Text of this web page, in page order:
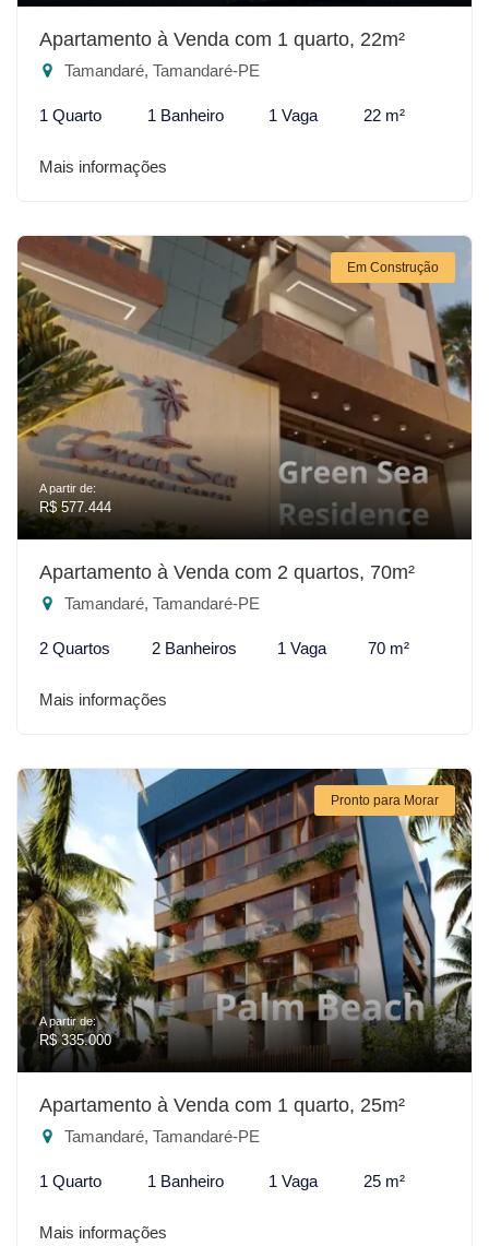
Apartamento à Venda com 1 quarto, 22m²
Tamandaré, Tamandaré-PE
1 Quarto 1 Banheiro 1 Vaga 22 m²
Mais informações
Em Construção
A partir de:
R$ 577.444
Apartamento à Venda com 2 quartos, 70m²
Tamandaré, Tamandaré-PE
2 Quartos 2 Banheiros 1 Vaga 70 m²
Mais informações
Pronto para Morar
A partir de:
R$ 335.000
Apartamento à Venda com 1 quarto, 25m²
Tamandaré, Tamandaré-PE
1 Quarto 1 Banheiro 1 Vaga 25 m²
Mais informações